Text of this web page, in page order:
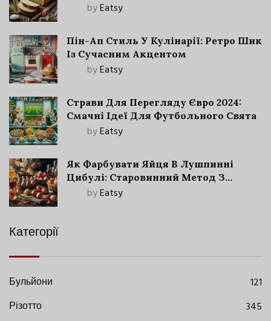
byEatsy
Пін-Ап Стиль У Кулінарії: Ретро Шик
Із Сучасним Акцентом
byEatsy
Страви Для Перегляду Євро 2024:
Смачні Ідеї Для Футбольного Свята
byEatsy
Як Фарбувати Яйця В Лушпинні
Цибулі: Старовинний Метод З
Сучасними Нюансами
byEatsy
Категорії
Бульйони
121
Різотто
345